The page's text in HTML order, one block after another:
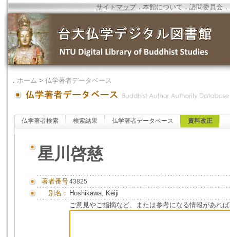
サイトマップ．本館について ．諮問委員会 ．
． ホーム > 仏学著者データベース
仏学著者検索 検索結果 仏学著者データベース 資料改正
星川啓慈
著者番号43825
別名： Hoshikawa, Keiji
ご意見やご指摘など、または参考になる情報があれ